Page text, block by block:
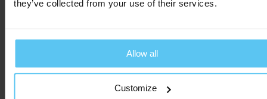
they’ve collected from your use of their services.
Allow all
Customize
Koekblik gevuld Ontbijtkoek met logo
Al vanaf